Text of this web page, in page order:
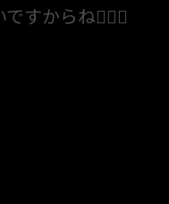
すからね💁🏻‍♀️